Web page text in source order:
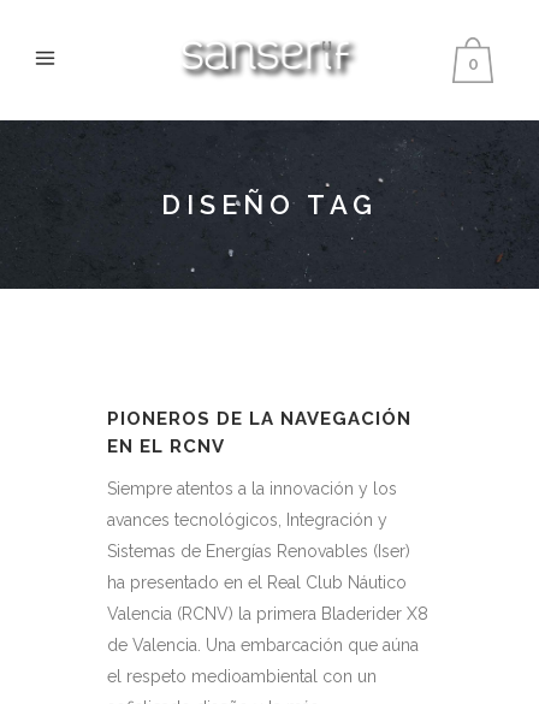
0
DISEÑO TAG
PIONEROS DE LA NAVEGACIÓN
EN EL RCNV
Siempre atentos a la innovación y los
avances tecnológicos, Integración y
Sistemas de Energías Renovables (Iser)
ha presentado en el Real Club Náutico
Valencia (RCNV) la primera Bladerider X8
de Valencia. Una embarcación que aúna
el respeto medioambiental con un